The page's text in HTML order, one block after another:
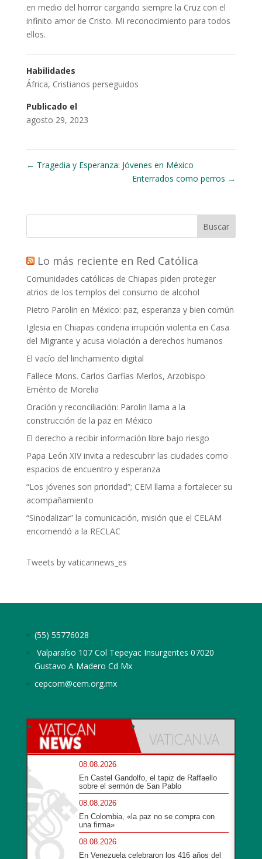
en medio del horror cargando siempre la Cruz con el
infinito amor de Cristo. Mi reconocimiento para todos
ellos.
Habilidades
África, Cristianos perseguidos
Publicado el
agosto 29, 2023
← Tragedia y Esperanza: Jóvenes en México
Enterrados como perros →
Buscar
Lo más reciente en Red Católica
Comunidades católicas de Chiapas piden proteger
atrios de los templos del consumo de alcohol
Pietro Parolin en México: paz, esperanza y bien común
Iglesia en Chiapas condena irrupción violenta en Casa
del Migrante y acusa violación a derechos humanos
El vacío del linchamiento digital
Fallece Mons. Carlos Garfias Merlos, Arzobispo
Emérito de Morelia
Oración y reconciliación: Parolin llama a la
construcción de la paz en México
El derecho a recibir información libre bajo riesgo
Papa León XIV invita a redescubrir las ciudades como
espacios de encuentro y esperanza
“Los jóvenes son prioridad”; CEM llama a fortalecer su
acompañamiento
“Sinodalizar” la comunicación, misión que el CELAM
encomendó a la RECLAC
Tweets by vaticannews_es
(55) 55776028
Valparaíso 107 Col Tepeyac Insurgentes 07020
Gustavo A Madero Cd Mx
cepcom@cem.org.mx
08.08.2026
En Castel Gandolfo, el tapiz de Raffaello
sobre el sermón de San Pablo
08.08.2026
En Colombia, «la paz no se compra con
una firma»
08.08.2026
En Venezuela celebraron los 416 años del